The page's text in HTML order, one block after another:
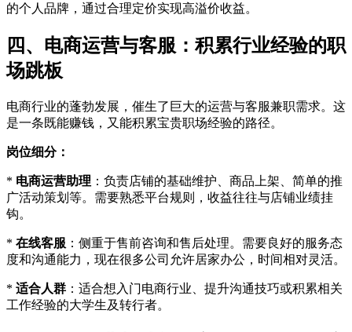
的个人品牌，通过合理定价实现高溢价收益。
四、电商运营与客服：积累行业经验的职
场跳板
电商行业的蓬勃发展，催生了巨大的运营与客服兼职需求。这
是一条既能赚钱，又能积累宝贵职场经验的路径。
岗位细分：
* 电商运营助理 ：负责店铺的基础维护、商品上架、简单的推
广活动策划等。需要熟悉平台规则，收益往往与店铺业绩挂
钩。
* 在线客服 ：侧重于售前咨询和售后处理。需要良好的服务态
度和沟通能力，现在很多公司允许居家办公，时间相对灵活。
* 适合人群 ：适合想入门电商行业、提升沟通技巧或积累相关
工作经验的大学生及转行者。